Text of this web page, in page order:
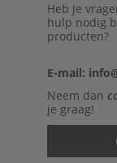
Heb je
hulp nodig
producten?
E-mail:
Neem dan
je graag!